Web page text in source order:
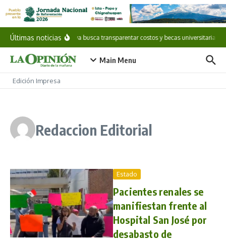
Saltar al contenido
Últimas noticiasIniciativa busca transparentar costos y becas universitarias
Main Menu
Edición Impresa
Redaccion Editorial
Estado
Pacientes renales se
manifiestan frente al
Hospital San José por
desabasto de